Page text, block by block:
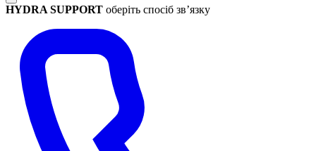
HYDRA SUPPORT оберіть спосіб зв’язку